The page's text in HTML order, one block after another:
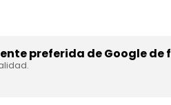
preferida de Google